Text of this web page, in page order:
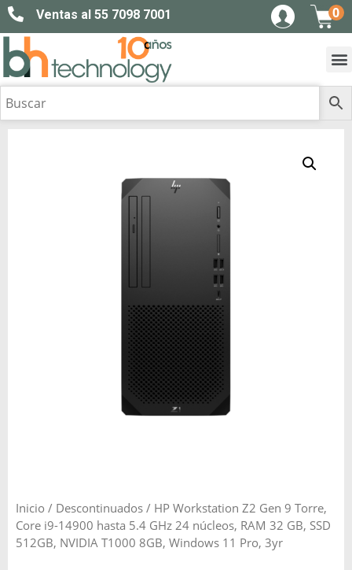
Ventas al 55 7098 7001 0
Inicio / Descontinuados / HP Workstation Z2 Gen 9 Torre,
Core i9-14900 hasta 5.4 GHz 24 núcleos, RAM 32 GB, SSD
512GB, NVIDIA T1000 8GB, Windows 11 Pro, 3yr